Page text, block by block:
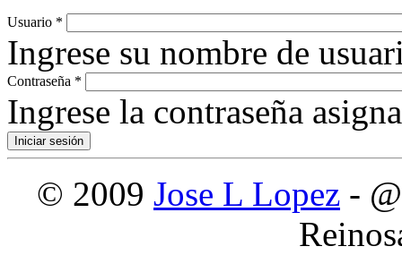
Usuario *
Ingrese su nombre de
Contraseña *
Ingrese la contraseña
© 2009 Jose L Lopez -